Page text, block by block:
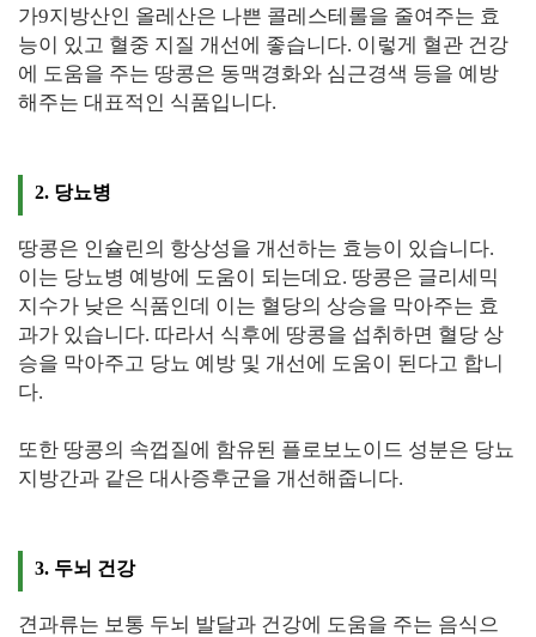
가9지방산인 올레산은 나쁜 콜레스테롤을 줄여주는 효
능이 있고 혈중 지질 개선에 좋습니다. 이렇게 혈관 건강
에 도움을 주는 땅콩은 동맥경화와 심근경색 등을 예방
해주는 대표적인 식품입니다.
2. 당뇨병
땅콩은 인슐린의 항상성을 개선하는 효능이 있습니다.
이는 당뇨병 예방에 도움이 되는데요. 땅콩은 글리세믹
지수가 낮은 식품인데 이는 혈당의 상승을 막아주는 효
과가 있습니다. 따라서 식후에 땅콩을 섭취하면 혈당 상
승을 막아주고 당뇨 예방 및 개선에 도움이 된다고 합니
다.
또한 땅콩의 속껍질에 함유된 플로보노이드 성분은 당뇨
지방간과 같은 대사증후군을 개선해줍니다.
3. 두뇌 건강
견과류는 보통 두뇌 발달과 건강에 도움을 주는 음식으